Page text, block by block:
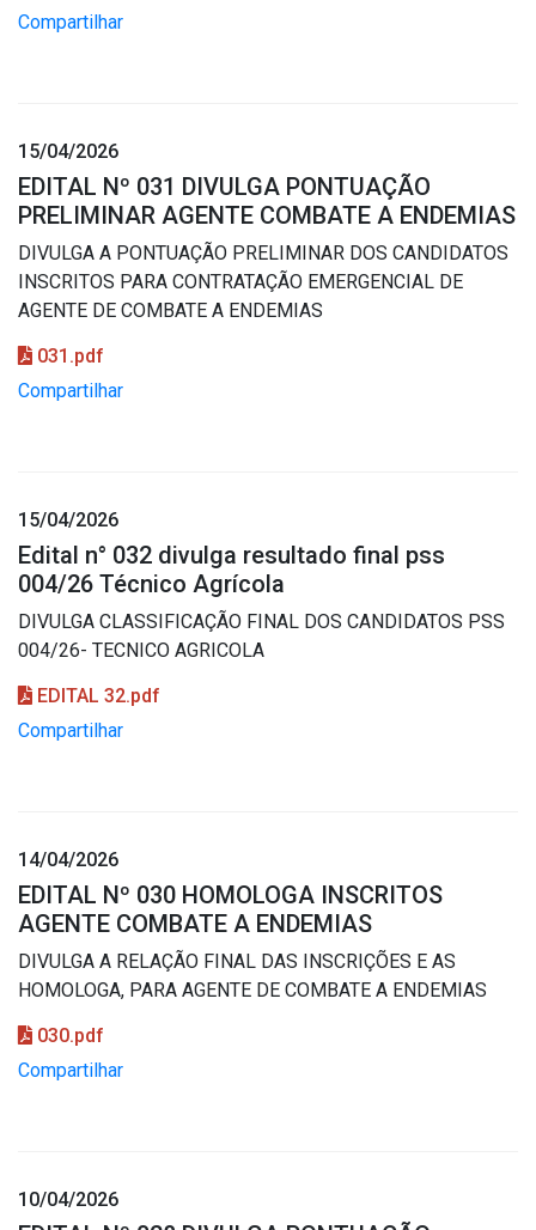
Compartilhar
15/04/2026
EDITAL Nº 031 DIVULGA PONTUAÇÃO
PRELIMINAR AGENTE COMBATE A ENDEMIAS
DIVULGA A PONTUAÇÃO PRELIMINAR DOS CANDIDATOS
INSCRITOS PARA CONTRATAÇÃO EMERGENCIAL DE
AGENTE DE COMBATE A ENDEMIAS
031.pdf
Compartilhar
15/04/2026
Edital n° 032 divulga resultado final pss
004/26 Técnico Agrícola
DIVULGA CLASSIFICAÇÃO FINAL DOS CANDIDATOS PSS
004/26- TECNICO AGRICOLA
EDITAL 32.pdf
Compartilhar
14/04/2026
EDITAL Nº 030 HOMOLOGA INSCRITOS
AGENTE COMBATE A ENDEMIAS
DIVULGA A RELAÇÃO FINAL DAS INSCRIÇÕES E AS
HOMOLOGA, PARA AGENTE DE COMBATE A ENDEMIAS
030.pdf
Compartilhar
10/04/2026